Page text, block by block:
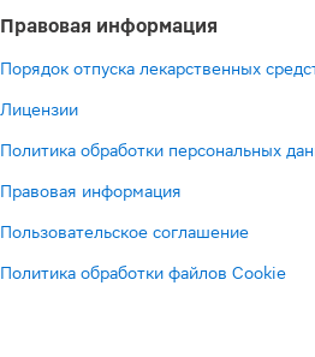
Правовая информация
Порядок отпуска лекарственных
Лицензии
Политика обработки персональных
Правовая информация
Пользовательское соглашение
Политика обработки файлов Cookie